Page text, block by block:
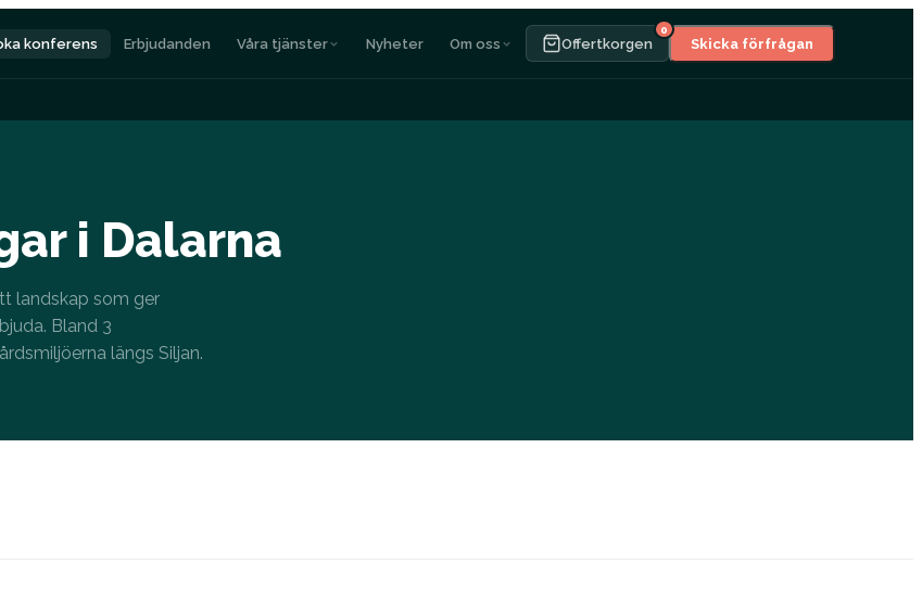
konferens Erbjudanden Våra tjänster Nyheter Om oss Offertkorgen
0
Skicka förfrågan
i Dalarna
landskap som ger
Bland 3
längs Siljan.